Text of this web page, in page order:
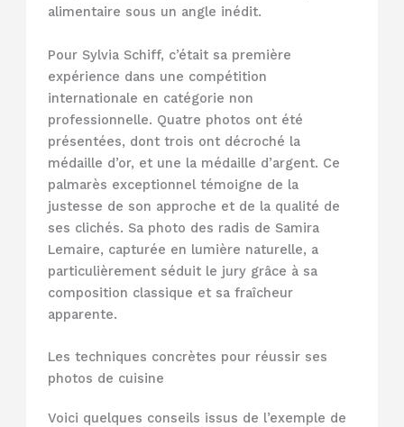
alimentaire sous un angle inédit.
Pour Sylvia Schiff, c’était sa première
expérience dans une compétition
internationale en catégorie non
professionnelle. Quatre photos ont été
présentées, dont trois ont décroché la
médaille d’or, et une la médaille d’argent. Ce
palmarès exceptionnel témoigne de la
justesse de son approche et de la qualité de
ses clichés. Sa photo des radis de Samira
Lemaire, capturée en lumière naturelle, a
particulièrement séduit le jury grâce à sa
composition classique et sa fraîcheur
apparente.
Les techniques concrètes pour réussir ses
photos de cuisine
Voici quelques conseils issus de l’exemple de